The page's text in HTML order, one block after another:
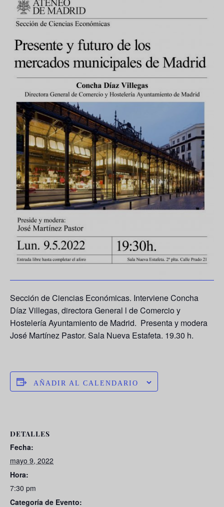
Sección de Ciencias Económicas. IntervieneConcha
Díaz Villegas, directora General l de Comercio y
Hostelería Ayuntamiento de Madrid. Presenta y modera
José Martínez Pastor. Sala Nueva Estafeta. 19.30 h.
AÑADIR AL CALENDARIO
DETALLES
Fecha:
mayo 9, 2022
Hora:
7:30 pm
Categoría de Evento: